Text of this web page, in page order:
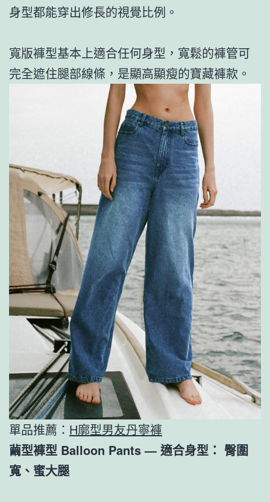
身型都能穿出修長的視覺比例。
寬版褲型基本上適合任何身型，寬鬆的褲管可
完全遮住腿部線條，是顯高顯瘦的寶藏褲款。
單品推薦： H廓型男友丹寧褲
繭型褲型 Balloon Pants— 適合身型： 臀圍
寬、蜜大腿